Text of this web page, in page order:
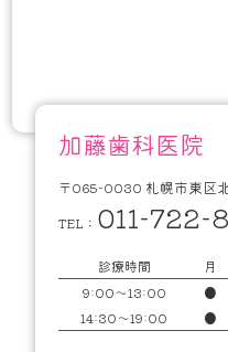
加藤歯科医院
〒065-0030 札幌市東区
TEL： 011-722-
診療時間 月
9:00～13:00
●
14:30～19:00
●